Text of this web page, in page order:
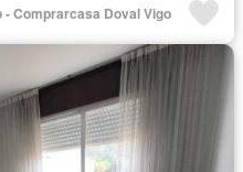
- Comprarcasa Doval Vigo